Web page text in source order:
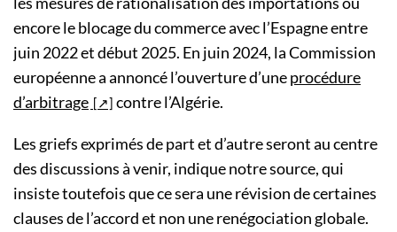
encore le blocage du commerce avec l’Espagne entre
juin 2022 et début 2025. En juin 2024, la Commission
européenne a annoncé l’ouverture d’uneprocédure
d’arbitrage
contre l’Algérie.
Les griefs exprimés de part et d’autre seront au centre
des discussions à venir, indique notre source, qui
insiste toutefois que ce sera une révision de certaines
clauses de l’accord et non une renégociation globale.